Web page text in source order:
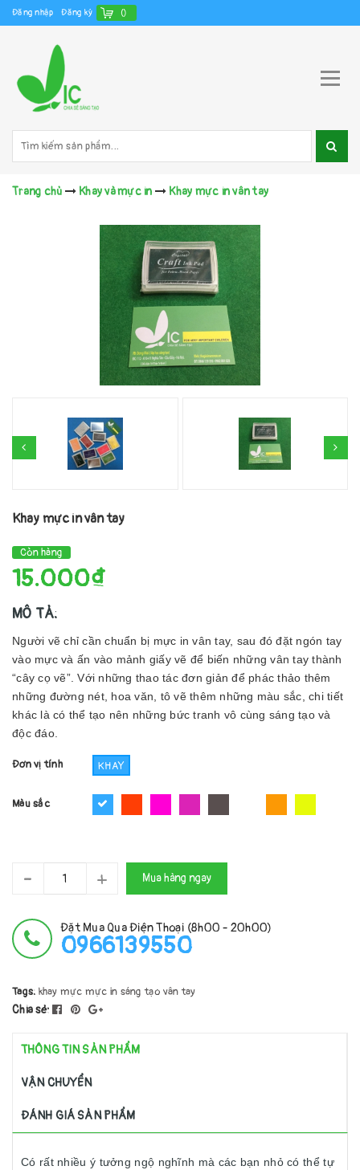
Đăng nhập Đăng ký ()
Trang chủ Khay và mực in Khay mực in vân tay
Khay mực in vân tay
Còn hàng
15.000₫
MÔ TẢ:
Người vẽ chỉ cần chuẩn bị mực in vân tay, sau đó đặt ngón tay
vào mực và ấn vào mảnh giấy vẽ để biến những vân tay thành
“cây cọ vẽ”. Với những thao tác đơn giản để phác thảo thêm
những đường nét, hoa văn, tô vẽ thêm những màu sắc, chi tiết
khác là có thể tạo nên những bức tranh vô cùng sáng tạo và
độc đáo.
Đơn vị tính KHAY
Màu sắc
- + Mua hàng ngay
Đặt Mua Qua Điện Thoại (8h00 - 20h00)
0966139550
Tags: khay mực mực in sáng tạo vân tay
Chia sẻ:
THÔNG TIN SẢN PHẨM
VẬN CHUYỂN
ĐÁNH GIÁ SẢN PHẨM
Có rất nhiều ý tưởng ngộ nghĩnh mà các bạn nhỏ có thể tự